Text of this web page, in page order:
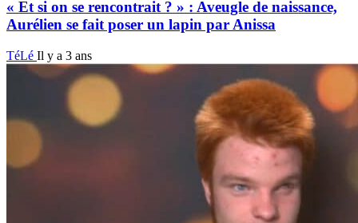
« Et si on se rencontrait ? » : Aveugle de naissance,
Aurélien se fait poser un lapin par Anissa
TéLé Il y a 3 ans